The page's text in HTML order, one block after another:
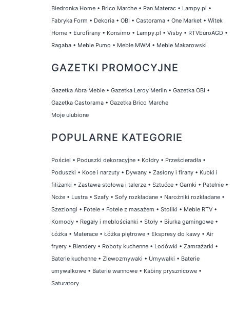
Biedronka Home • Brico Marche • Pan Materac • Lampy.pl •
Fabryka Form • Dekoria • OBI • Castorama • One Market • Witek
Home • Eurofirany • Konsimo • Lampy.pl • Visby • RTVEuroAGD •
Ragaba • Meble Pumo • Meble MWM • Meble Makarowski
GAZETKI PROMOCYJNE
Gazetka Abra Meble • Gazetka Leroy Merlin • Gazetka OBI •
Gazetka Castorama • Gazetka Brico Marche
Moje ulubione
POPULARNE KATEGORIE
Pościel • Poduszki dekoracyjne • Kołdry • Prześcieradła •
Poduszki • Koce i narzuty • Dywany • Zasłony i firany • Kubki i
filiżanki • Zastawa stołowa i talerze • Sztućce • Garnki • Patelnie •
Noże • Lustra • Szafy • Sofy rozkładane • Narożniki rozkładane •
Szezlongi • Fotele • Fotele z masażem • Stoliki • Meble RTV •
Komody • Regały i meblościanki • Stoły • Biurka gamingowe •
Łóżka • Materace • Łóżka piętrowe • Ekspresy do kawy • Air
fryery • Blendery • Roboty kuchenne • Lodówki • Zamrażarki •
Baterie kuchenne • Zlewozmywaki • Umywalki • Baterie
umywalkowe • Baterie wannowe • Kabiny prysznicowe •
Saturatory